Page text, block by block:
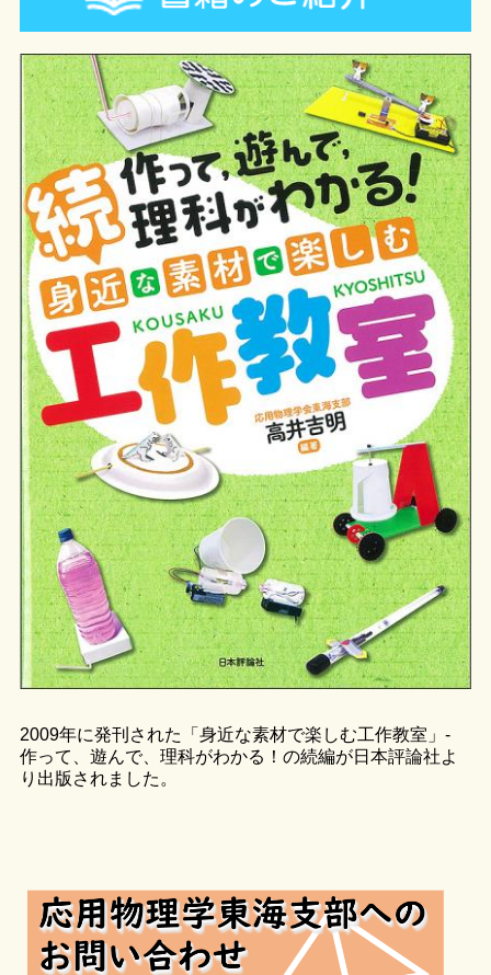
2009年に発刊された「身近な素材で楽しむ工作教室」-
作って、遊んで、理科がわかる！の続編が日本評論社よ
り出版されました。